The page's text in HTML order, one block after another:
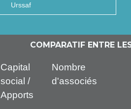
Urssaf
COMPARATIF ENTRE
Capital
social /
Apports
Nombre
d'associés